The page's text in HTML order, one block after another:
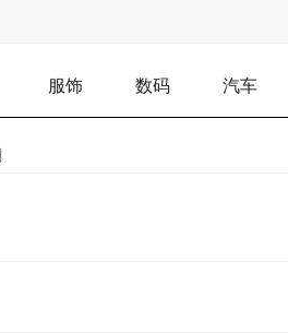
服饰 数码 汽车